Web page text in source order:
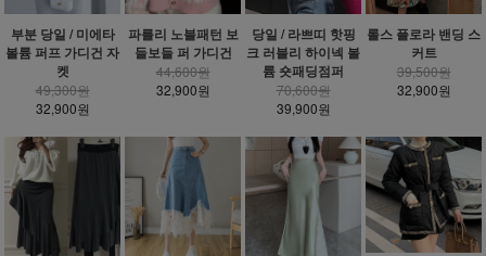
부분 당일 / 미에타
볼륨 퍼프 가디건 자
켓
49,300원
32,900원
파를리 노블패턴 보
들보들 퍼 가디건
44,600원
32,900원
당일 / 라쁘띠 핫핑
크 러블리 하이넥 볼
륨 숏패딩점퍼
70,600원
39,900원
롤스 플로라 밴딩 스
커트
39,500원
32,900원